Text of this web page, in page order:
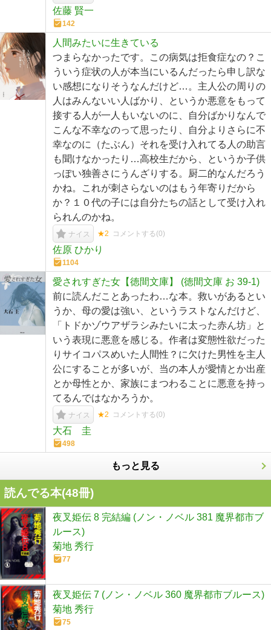
佐藤 賢一
142
人間みたいに生きている
つまらなかったです。この病気は拒食症なの？こ
ういう症状の人が本当にいるんだったら申し訳な
い感想になりそうなんだけど…。主人公の周りの
人はみんないい人ばかり、というか悪意をもって
接する人が一人もいないのに、自分ばかりなんで
こんな不幸なのって思ったり、自分よりさらに不
幸なのに（たぶん）それを受け入れてる人の助言
も聞けなかったり…高校生だから、というか子供
っぽい独善さにうんざりする。厨二的なんだろう
かね。これが刺さらないのはもう年寄りだから
か？１０代の子には自分たちの話として受け入れ
られんのかね。
ナイス ★2 コメントする(0)
佐原 ひかり
1104
愛されすぎた女【徳間文庫】 (徳間文庫 お 39-1)
前に読んだことあったわ…な本。救いがあるとい
うか、母の愛は強い、というラストなんだけど、
「トドかゾウアザラシみたいに太った赤ん坊」と
いう表現に悪意を感じる。作者は変態性欲だった
りサイコパスめいた人間性？に欠けた男性を主人
公にすることが多いが、当の本人が愛情とか出産
とか母性とか、家族にまつわることに悪意を持っ
てるんではなかろうか。
ナイス ★2 コメントする(0)
大石 圭
498
もっと見る
読んでる本(48冊)
夜叉姫伝 8 完結編 (ノン・ノベル 381 魔界都市ブ
ルース)
菊地 秀行
77
夜叉姫伝 7 (ノン・ノベル 360 魔界都市ブルース)
菊地 秀行
75